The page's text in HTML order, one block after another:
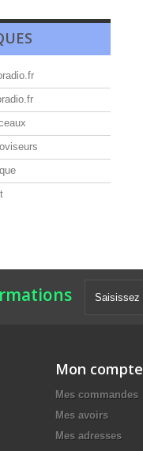
Mon compte
Mes commandes
Mes avoirs
Mes adresses